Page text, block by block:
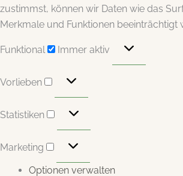
zustimmst, können wir Daten wie das
Merkmale und Funktionen beeinträchtigt
Funktional
Immer aktiv
Vorlieben
Statistiken
Marketing
Optionen verwalten